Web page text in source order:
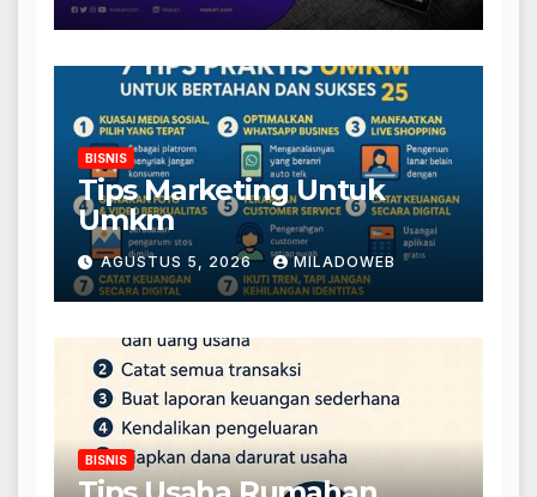
BISNIS
Tips Marketing Untuk
Umkm
AGUSTUS 5, 2026 MILADOWEB
BISNIS